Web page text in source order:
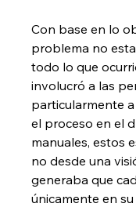
Con base en lo
problema no
todo lo que
involucró a las
particularmente
el proceso en el
manuales, estos
no desde una
generaba que
únicamente en